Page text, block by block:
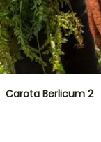
Carota Berlicum 2